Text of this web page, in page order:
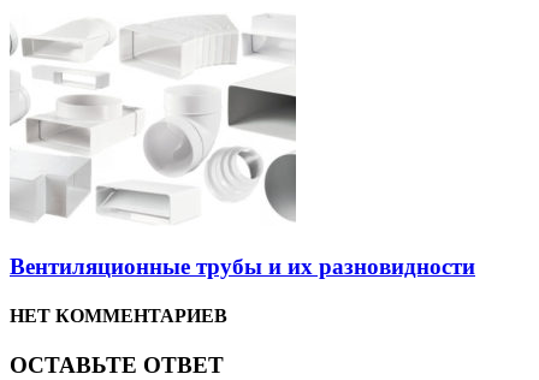
Вентиляционные трубы и их разновидности
НЕТ КОММЕНТАРИЕВ
ОСТАВЬТЕ ОТВЕТ